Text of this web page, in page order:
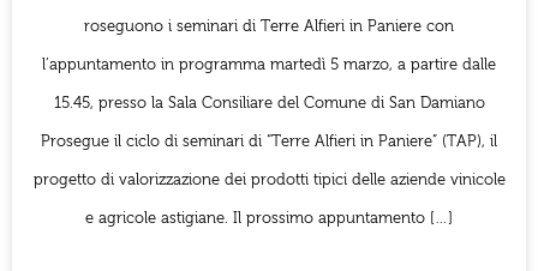
roseguono i seminari di Terre Alfieri in Paniere con
l’appuntamento in programma martedì 5 marzo, a partire dalle
15.45, presso la Sala Consiliare del Comune di San Damiano
Prosegue il ciclo di seminari di “Terre Alfieri in Paniere” (TAP), il
progetto di valorizzazione dei prodotti tipici delle aziende vinicole
e agricole astigiane. Il prossimo appuntamento […]